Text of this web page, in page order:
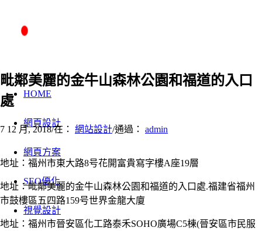
HOME
網頁設計
網頁方案
SEO優化
視覺設計
毗鄰美麗的金牛山森林公園和福道的入口
處
7 12 月, 2018/在： 網站設計/通過： admin
地址：福州市東大路8号花開富貴寫字樓A座19層
地址：毗鄰美麗的金牛山森林公園和福道的入口處.福建省福州
市鼓樓區五四路159号世界金龍大廈
地址：福州市晉安區化工路泰禾SOHO廣場C5棟(晉安區市民服